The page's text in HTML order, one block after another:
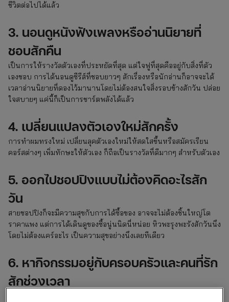
ชีวิตต่อไปได้แล้ว
3. นอนดูหนังฟังเพลงหรืออ่านนิยายที่
ชอบสักคืน
เป็นการให้รางวัลตัวเองที่ประหยัดที่สุด แต่ใจฟูที่สุดคืออยู่กับสิ่งที่ตัว
เองชอบ การได้นอนดูซีรีส์ที่ชอบยาวๆ สักเรื่องหรือนักอ่านก็อาจจะได้
เวลาอ่านนิยายที่ดองไว้มานานโดยไม่ต้องสนใจสิ่งรอบข้างสักวัน ปล่อย
ใจสบายๆ แค่นี้ก็เป็นการชาร์ตพลังได้แล้ว
4. เปลี่ยนแปลงตัวเองใหม่สักครั้ง
การทำผมทรงใหม่ เปลี่ยนลุคตัวเองใหม่ให้สดใสขึ้นหรือสมัครเรียน
คอร์สต่างๆ เพิ่มทักษะให้ตัวเอง ก็ถือเป็นรางวัลที่ดีมากๆ สำหรับตัวเอง
5. ออกไปชอปปิงแบบไม่ต้องคิดอะไรสัก
วัน
สายชอปปิงก็จะมีความสุขกับการได้ซื้อของ อาจจะไม่ต้องชิ้นใหญ่โต
ราคาแพง แต่การได้เดินดูของซื้อนู่นนิดนี่หน่อย หิวพะรุงพะรังสักวันนึง
โดยไม่ต้องแคร์อะไร เป็นความสุขอย่างนึงเลยทีเดียว
6. หากิจกรรมอยู่กับครอบครัวและคนที่รัก
สักช่วงเวลา